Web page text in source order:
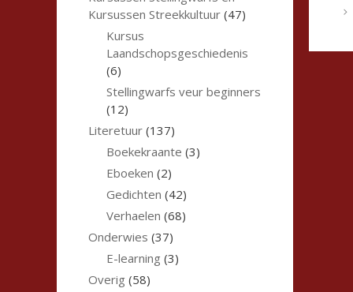
Kursussen Streekkultuur (47)
Kursus
Laandschopsgeschiedenis
(6)
Stellingwarfs veur beginners
(12)
Literetuur (137)
Boekekraante (3)
Eboeken (2)
Gedichten (42)
Verhaelen (68)
Onderwies (37)
E-learning (3)
Overig (58)